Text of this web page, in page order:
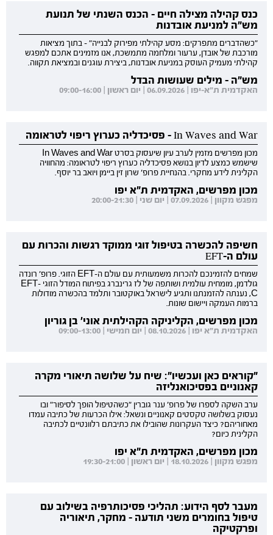
כנס קהילה מצילה חיים - הכנס השנתי של תנועת
מש"ה למניעת אובדנות
"כשהדברים מתפרקים: מסע קהילתי מפירוק לבנייה" - בתוך מציאות
מורכבת של אובדן, ערעור ומלחמה מתמשכת, אנו מזמינים אתכם למפגש
קהילתי מעמיק העוסק במניעת אובדנות, ביצירת עוגנים ובמציאת תקווה.
מש"ה - מילים שעושות הבדל
האקדמית ת"א-יפו | 06.09.2026 | יום ראשון | 09:00-16:00
In Waves and War - פסיכדליה כערוץ ריפוי לטראומה
מכון מפרשים מזמין לערב עיון שיעסוק בסרט In Waves and War
שישמש כמצע לדיון בנושא פסיכדליה כערוץ ריפוי לטראומה: מהחוויה
הקלינית לידע מחקרי. בהנחיית פרופ' שרון זין ביימן ויואב בר יוסף.
מכון מפרשים, האקדמית ת"א יפו
מפגש מקוון | 07.09.2026 | יום שני | 20:00-21:30
חשיפה להכשרה בטיפול זוגי ממוקד רגשות והכרות עם
עולם ה-EFT
שמחים להזמינכם להכרות משמעותית עם עולם ה-EFT הזוגי. פרופ' רונדה
גולדמן, מומחית עולמית ושותפה של לז גרינברג בפיתוח המודל הזוגי EFT-
C, נענתה להזמנתנו ותגיע לישראל באוקטובר ותלמד בהכשרה מודולות
ברמות העמקה ויישום שונות.
מכון מפרשים, הקליניקה הקהילתית אוני' בן גוריון
האקדמית ת"א יפו | 08.10.2026 | יום חמישי | 09:00-13:00
"קוראים כאן ועכשיו": שיח על שלושה תיאורי מקרה
קאנוניים בפסיכואנליזה
ערב השקה לספרו של פרופ' ענר גוברין "כשהטיפול הופך לסיפור" ובו
נעסוק בשלושה טקסטים קאנוניים ונשאל: אילו הכרעות של כתיבה עמדו
מאחוריהם? כיצד העקרונות שהובילו את כתיבתם רלוונטיים לכתיבה
הקלינית כיום?
מכון מפרשים, האקדמית ת"א יפו
מפגש מקוון | 18.10.2026 | יום ראשון | 19:30-21:00
מעבר לסף הידוע: תהליכי פסיכותרפיה בשילוב עם
טיפול בחומרים משני תודעה - מחקר, תיאוריה
ופרקטיקה